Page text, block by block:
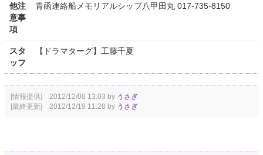
他注
意事
項
青函連絡船メモリアルシップ八甲田丸 017-735-8150
スタ
ッフ
【ドラマターグ】工藤千夏
[情報提供] 2012/12/08 13:03 by うさぎ
[最終更新] 2012/12/19 11:28 by うさぎ